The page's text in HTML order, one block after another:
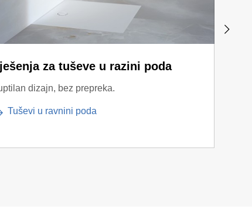
za tuševe u razini poda
dizajn, bez prepreka.
Tuševi u ravnini poda